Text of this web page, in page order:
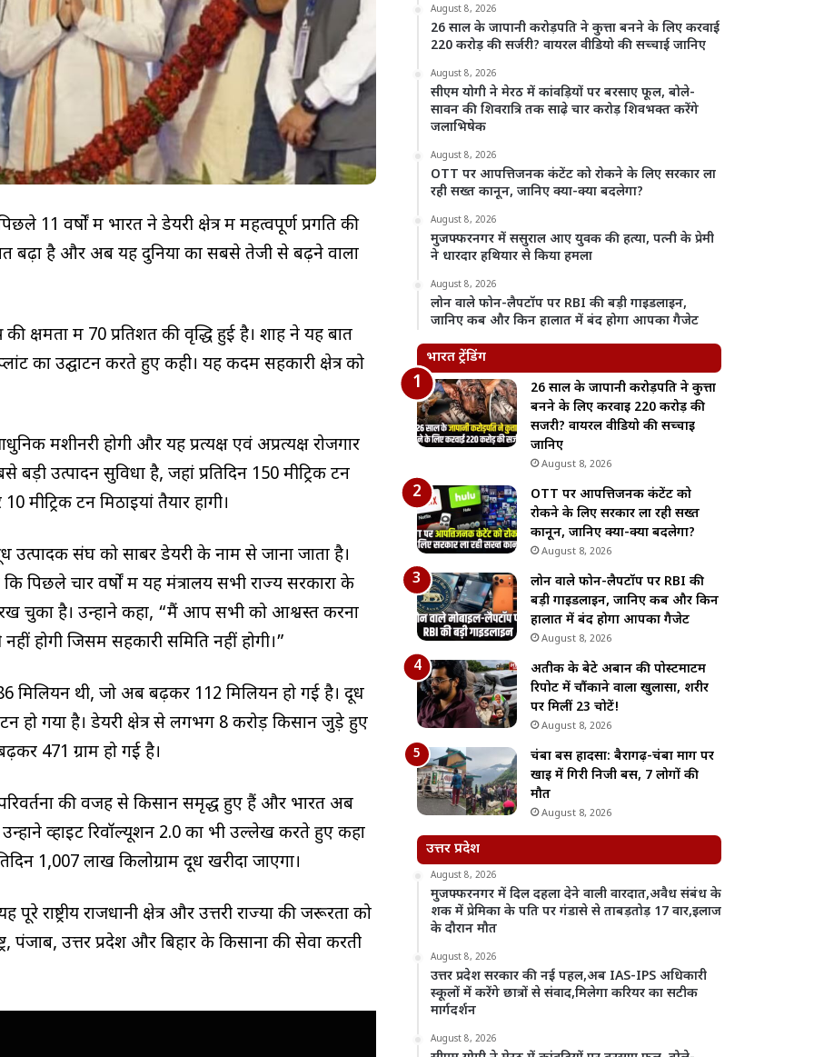
11 वर्षों में भारत ने डेयरी क्षेत्र में महत्वपूर्ण प्रगति की
बढ़ा है और अब यह दुनिया का सबसे तेजी से बढ़ने वाला
की क्षमता में 70 प्रतिशत की वृद्धि हुई है। शाह ने यह बात
का उद्घाटन करते हुए कही। यह कदम सहकारी क्षेत्र को
मशीनरी होगी और यह प्रत्यक्ष एवं अप्रत्यक्ष रोजगार
उत्पादन सुविधा है, जहां प्रतिदिन 150 मीट्रिक टन
टन मिठाइयां तैयार होंगी।
उत्पादक संघ को साबर डेयरी के नाम से जाना जाता है।
पिछले चार वर्षों में यह मंत्रालय सभी राज्य सरकारों के
चुका है। उन्होंने कहा, “मैं आप सभी को आश्वस्त करना
होगी जिसमें सहकारी समिति नहीं होगी।”
मिलियन थी, जो अब बढ़कर 112 मिलियन हो गई है। दूध
हो गया है। डेयरी क्षेत्र से लगभग 8 करोड़ किसान जुड़े हुए
471 ग्राम हो गई है।
की वजह से किसान समृद्ध हुए हैं और भारत अब
व्हाइट रिवॉल्यूशन 2.0 का भी उल्लेख करते हुए कहा
1,007 लाख किलोग्राम दूध खरीदा जाएगा।
राष्ट्रीय राजधानी क्षेत्र और उत्तरी राज्यों की जरूरतों को
पंजाब, उत्तर प्रदेश और बिहार के किसानों की सेवा करती
August 8, 2026
26 साल के जापानी करोड़पति ने कुत्ता बनने के लिए करवाई
220 करोड़ की सर्जरी? वायरल वीडियो की सच्चाई जानिए
August 8, 2026
सीएम योगी ने मेरठ में कांवड़ियों पर बरसाए फूल, बोले-
सावन की शिवरात्रि तक साढ़े चार करोड़ शिवभक्त करेंगे
जलाभिषेक
August 8, 2026
OTT पर आपत्तिजनक कंटेंट को रोकने के लिए सरकार ला
रही सख्त कानून, जानिए क्या-क्या बदलेगा?
August 8, 2026
मुजफ्फरनगर में ससुराल आए युवक की हत्या, पत्नी के प्रेमी
ने धारदार हथियार से किया हमला
August 8, 2026
लोन वाले फोन-लैपटॉप पर RBI की बड़ी गाइडलाइन,
जानिए कब और किन हालात में बंद होगा आपका गैजेट
भारत ट्रेंडिंग
26 साल के जापानी करोड़पति ने कुत्ता
बनने के लिए करवाई 220 करोड़ की
सर्जरी? वायरल वीडियो की सच्चाई
जानिए
August 8, 2026
OTT पर आपत्तिजनक कंटेंट को
रोकने के लिए सरकार ला रही सख्त
कानून, जानिए क्या-क्या बदलेगा?
August 8, 2026
लोन वाले फोन-लैपटॉप पर RBI की
बड़ी गाइडलाइन, जानिए कब और किन
हालात में बंद होगा आपका गैजेट
August 8, 2026
अतीक के बेटे अबान की पोस्टमार्टम
रिपोर्ट में चौंकाने वाला खुलासा, शरीर
पर मिलीं 23 चोटें!
August 8, 2026
चंबा बस हादसा: बैरागढ़-चंबा मार्ग पर
खाई में गिरी निजी बस, 7 लोगों की
मौत
August 8, 2026
उत्तर प्रदेश
August 8, 2026
मुजफ्फरनगर में दिल दहला देने वाली वारदात,अवैध संबंध के
शक में प्रेमिका के पति पर गंडासे से ताबड़तोड़ 17 वार,इलाज
के दौरान मौत
August 8, 2026
उत्तर प्रदेश सरकार की नई पहल,अब IAS-IPS अधिकारी
स्कूलों में करेंगे छात्रों से संवाद,मिलेगा करियर का सटीक
मार्गदर्शन
August 8, 2026